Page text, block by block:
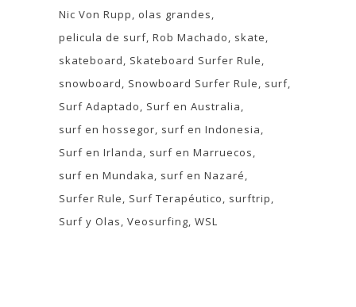
Nic Von Rupp
olas grandes
pelicula de surf Rob Machado
skate
skateboard
Skateboard Surfer Rule
snowboard
Snowboard Surfer Rule
surf
Surf Adaptado
Surf en Australia
surf en hossegor surf en Indonesia
Surf en Irlanda
surf en Marruecos
surf en Mundaka
surf en Nazaré
Surfer Rule
Surf Terapéutico
surftrip
Surf y Olas Veosurfing WSL